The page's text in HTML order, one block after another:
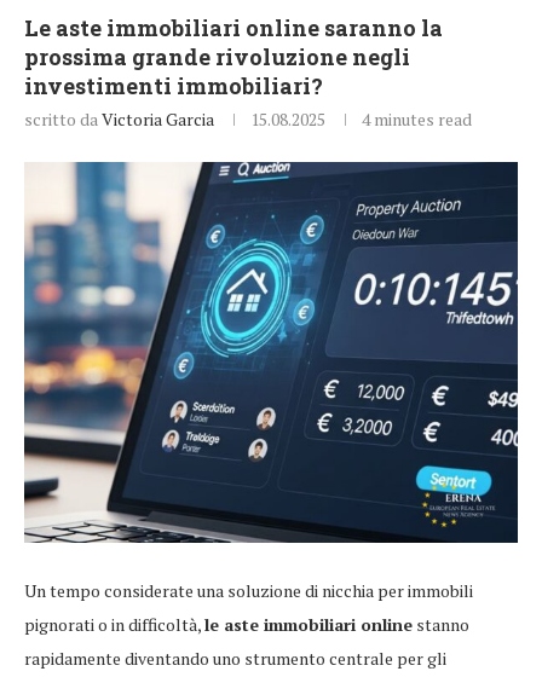
Le aste immobiliari online saranno la
prossima grande rivoluzione negli
investimenti immobiliari?
scritto daVictoria Garcia 15.08.2025 4 minutes read
Un tempo considerate una soluzione di nicchia per immobili
pignorati o in difficoltà,le aste immobiliari online stanno
rapidamente diventando uno strumento centrale per gli